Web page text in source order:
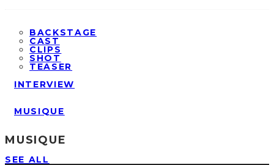
BACKSTAGE
CAST
CLIPS
SHOT
TEASER
INTERVIEW
MUSIQUE
MUSIQUE
SEE ALL